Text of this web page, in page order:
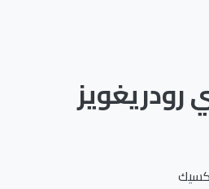
رودريغويز